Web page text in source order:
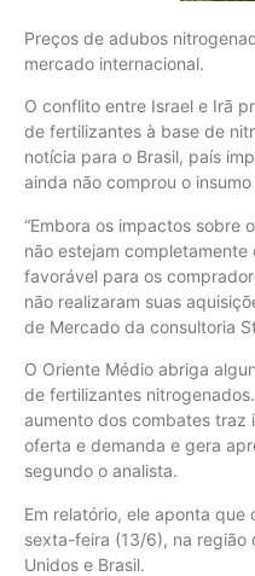
Preços de adubos
mercado internacional.
O conflito entre Israel e Irã
de fertilizantes à base de
notícia para o Brasil, país
ainda não comprou o
“Embora os impactos sobre
não estejam
favorável para os
não realizaram suas
de Mercado da consultoria
O Oriente Médio abriga
de fertilizantes
aumento dos combates
oferta e demanda e gera
segundo o analista.
Em relatório, ele aponta que
sexta-feira (13/6), na região
Unidos e Brasil.